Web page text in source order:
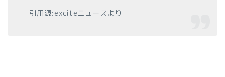
引用源:exciteニュースより